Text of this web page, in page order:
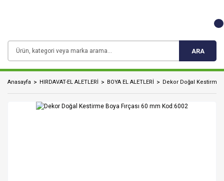
ARA
Anasayfa HIRDAVAT-EL ALETLERİ BOYA EL ALETLERİ Dekor Doğal Kestirme